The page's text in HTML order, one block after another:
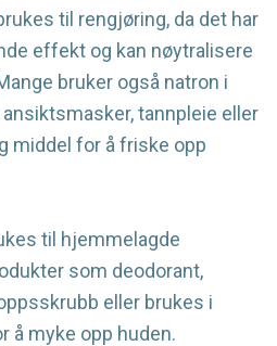
til rengjøring, da det har
effekt og kan nøytralisere
bruker også natron i
tannpleie eller
middel for å friske opp
til hjemmelagde
som deodorant,
eller brukes i
å myke opp huden.